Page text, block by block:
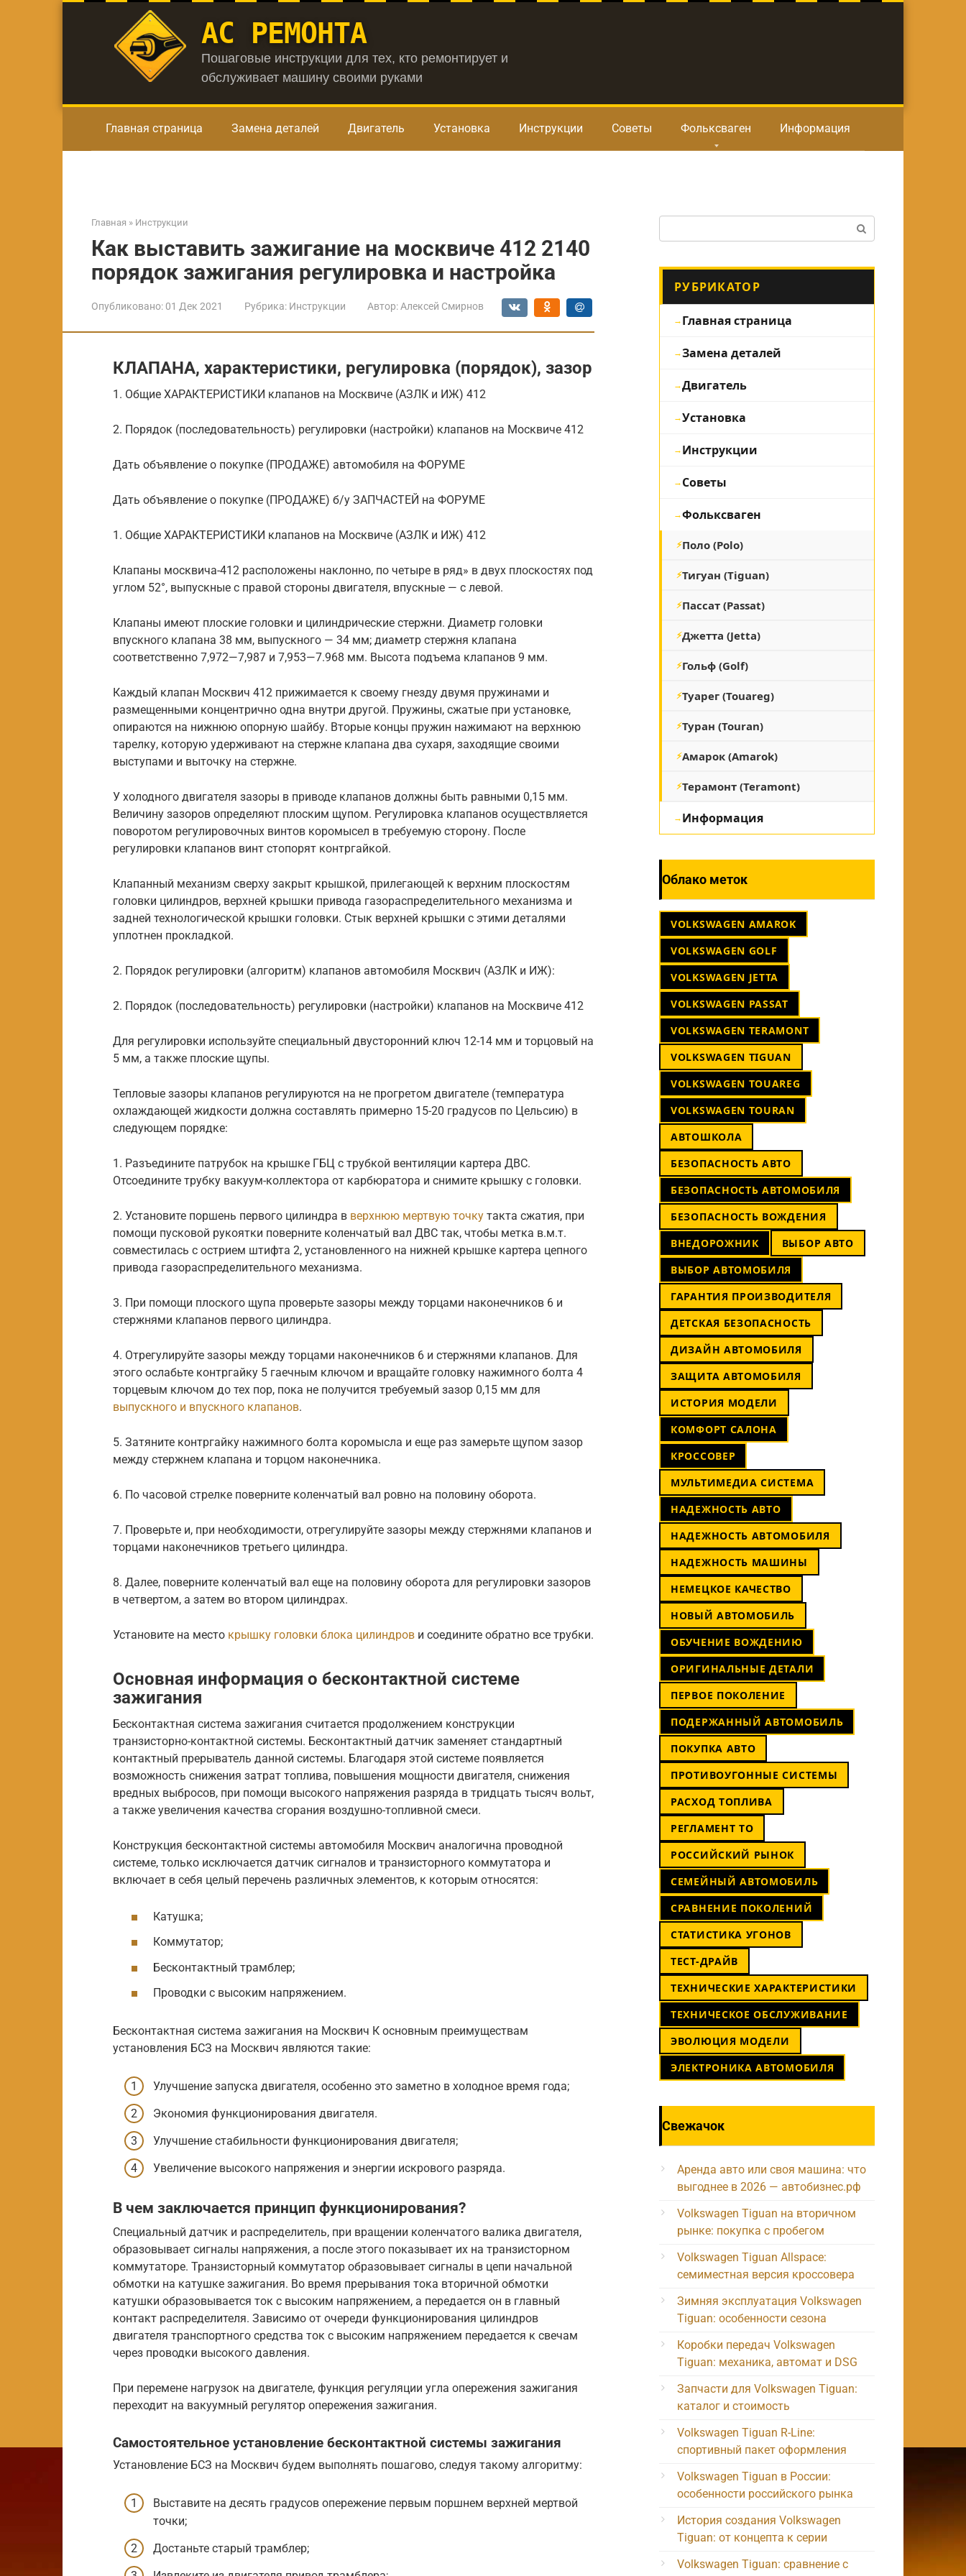
АС РЕМОНТА
Пошаговые инструкции для тех, кто ремонтирует и
обслуживает машину своими руками
Главная страница Замена деталей Двигатель Установка Инструкции Советы Фольксваген Информация
Главная » Инструкции
Как выставить зажигание на москвиче 412 2140
порядок зажигания регулировка и настройка
Опубликовано: 01 Дек 2021 Рубрика: Инструкции Автор: Алексей Смирнов
КЛАПАНА, характеристики, регулировка (порядок), зазор
1. Общие ХАРАКТЕРИСТИКИ клапанов на Москвиче (АЗЛК и ИЖ) 412
2. Порядок (последовательность) регулировки (настройки) клапанов на Москвиче 412
Дать объявление о покупке (ПРОДАЖЕ) автомобиля на ФОРУМЕ
Дать объявление о покупке (ПРОДАЖЕ) б/у ЗАПЧАСТЕЙ на ФОРУМЕ
1. Общие ХАРАКТЕРИСТИКИ клапанов на Москвиче (АЗЛК и ИЖ) 412
Клапаны москвича-412 расположены наклонно, по четыре в ряд» в двух плоскостях под
углом 52°, выпускные с правой стороны двигателя, впускные — с левой.
Клапаны имеют плоские головки и цилиндрические стержни. Диаметр головки
впускного клапана 38 мм, выпускного — 34 мм; диаметр стержня клапана
соответственно 7,972—7,987 и 7,953—7.968 мм. Высота подъема клапанов 9 мм.
Каждый клапан Москвич 412 прижимается к своему гнезду двумя пружинами и
размещенными концентрично одна внутри другой. Пружины, сжатые при установке,
опираются на нижнюю опорную шайбу. Вторые концы пружин нажимают на верхнюю
тарелку, которую удерживают на стержне клапана два сухаря, заходящие своими
выступами и выточку на стержне.
У холодного двигателя зазоры в приводе клапанов должны быть равными 0,15 мм.
Величину зазоров определяют плоским щупом. Регулировка клапанов осуществляется
поворотом регулировочных винтов коромысел в требуемую сторону. После
регулировки клапанов винт стопорят контргайкой.
Клапанный механизм сверху закрыт крышкой, прилегающей к верхним плоскостям
головки цилиндров, верхней крышки привода газораспределительного механизма и
задней технологической крышки головки. Стык верхней крышки с этими деталями
уплотнен прокладкой.
2. Порядок регулировки (алгоритм) клапанов автомобиля Москвич (АЗЛК и ИЖ):
2. Порядок (последовательность) регулировки (настройки) клапанов на Москвиче 412
Для регулировки используйте специальный двусторонний ключ 12-14 мм и торцовый на
5 мм, а также плоские щупы.
Тепловые зазоры клапанов регулируются на не прогретом двигателе (температура
охлаждающей жидкости должна составлять примерно 15-20 градусов по Цельсию) в
следующем порядке:
1. Разъедините патрубок на крышке ГБЦ с трубкой вентиляции картера ДВС.
Отсоедините трубку вакуум-коллектора от карбюратора и снимите крышку с головки.
2. Установите поршень первого цилиндра в верхнюю мертвую точку такта сжатия, при
помощи пусковой рукоятки поверните коленчатый вал ДВС так, чтобы метка в.м.т.
совместилась с острием штифта 2, установленного на нижней крышке картера цепного
привода газораспределительного механизма.
3. При помощи плоского щупа проверьте зазоры между торцами наконечников 6 и
стержнями клапанов первого цилиндра.
4. Отрегулируйте зазоры между торцами наконечников 6 и стержнями клапанов. Для
этого ослабьте контргайку 5 гаечным ключом и вращайте головку нажимного болта 4
торцевым ключом до тех пор, пока не получится требуемый зазор 0,15 мм для
выпускного и впускного клапанов.
5. Затяните контргайку нажимного болта коромысла и еще раз замерьте щупом зазор
между стержнем клапана и торцом наконечника.
6. По часовой стрелке поверните коленчатый вал ровно на половину оборота.
7. Проверьте и, при необходимости, отрегулируйте зазоры между стержнями клапанов и
торцами наконечников третьего цилиндра.
8. Далее, поверните коленчатый вал еще на половину оборота для регулировки зазоров
в четвертом, а затем во втором цилиндрах.
Установите на место крышку головки блока цилиндров и соедините обратно все трубки.
Основная информация о бесконтактной системе
зажигания
Бесконтактная система зажигания считается продолжением конструкции
транзисторно-контактной системы. Бесконтактный датчик заменяет стандартный
контактный прерыватель данной системы. Благодаря этой системе появляется
возможность снижения затрат топлива, повышения мощности двигателя, снижения
вредных выбросов, при помощи высокого напряжения разряда в тридцать тысяч вольт,
а также увеличения качества сгорания воздушно-топливной смеси.
Конструкция бесконтактной системы автомобиля Москвич аналогична проводной
системе, только исключается датчик сигналов и транзисторного коммутатора и
включает в себя целый перечень различных элементов, к которым относятся:
Катушка;
Коммутатор;
Бесконтактный трамблер;
Проводки с высоким напряжением.
Бесконтактная система зажигания на Москвич К основным преимуществам
установления БСЗ на Москвич являются такие:
Улучшение запуска двигателя, особенно это заметно в холодное время года;
Экономия функционирования двигателя.
Улучшение стабильности функционирования двигателя;
Увеличение высокого напряжения и энергии искрового разряда.
В чем заключается принцип функционирования?
Специальный датчик и распределитель, при вращении коленчатого валика двигателя,
образовывает сигналы напряжения, а после этого показывает их на транзисторном
коммутаторе. Транзисторный коммутатор образовывает сигналы в цепи начальной
обмотки на катушке зажигания. Во время прерывания тока вторичной обмотки
катушки образовывается ток с высоким напряжением, а передается он в главный
контакт распределителя. Зависимо от очереди функционирования цилиндров
двигателя транспортного средства ток с высоким напряжением передается к свечам
через проводки высокого давления.
При перемене нагрузок на двигателе, функция регуляции угла опережения зажигания
переходит на вакуумный регулятор опережения зажигания.
Самостоятельное установление бесконтактной системы зажигания
Установление БСЗ на Москвич будем выполнять пошагово, следуя такому алгоритму:
Выставите на десять градусов опережение первым поршнем верхней мертвой
точки;
Достаньте старый трамблер;
РУБРИКАТОР
Главная страница
Замена деталей
Двигатель
Установка
Инструкции
Советы
Фольксваген
Поло (Polo)
Тигуан (Tiguan)
Пассат (Passat)
Джетта (Jetta)
Гольф (Golf)
Туарег (Touareg)
Туран (Touran)
Амарок (Amarok)
Терамонт (Teramont)
Информация
Облако меток
VOLKSWAGEN AMAROK
VOLKSWAGEN GOLF
VOLKSWAGEN JETTA
VOLKSWAGEN PASSAT
VOLKSWAGEN TERAMONT
VOLKSWAGEN TIGUAN
VOLKSWAGEN TOUAREG
VOLKSWAGEN TOURAN
АВТОШКОЛА
БЕЗОПАСНОСТЬ АВТО
БЕЗОПАСНОСТЬ АВТОМОБИЛЯ
БЕЗОПАСНОСТЬ ВОЖДЕНИЯ
ВНЕДОРОЖНИК
ВЫБОР АВТО
ВЫБОР АВТОМОБИЛЯ
ГАРАНТИЯ ПРОИЗВОДИТЕЛЯ
ДЕТСКАЯ БЕЗОПАСНОСТЬ
ДИЗАЙН АВТОМОБИЛЯ
ЗАЩИТА АВТОМОБИЛЯ
ИСТОРИЯ МОДЕЛИ
КОМФОРТ САЛОНА
КРОССОВЕР
МУЛЬТИМЕДИА СИСТЕМА
НАДЕЖНОСТЬ АВТО
НАДЕЖНОСТЬ АВТОМОБИЛЯ
НАДЕЖНОСТЬ МАШИНЫ
НЕМЕЦКОЕ КАЧЕСТВО
НОВЫЙ АВТОМОБИЛЬ
ОБУЧЕНИЕ ВОЖДЕНИЮ
ОРИГИНАЛЬНЫЕ ДЕТАЛИ
ПЕРВОЕ ПОКОЛЕНИЕ
ПОДЕРЖАННЫЙ АВТОМОБИЛЬ
ПОКУПКА АВТО
ПРОТИВОУГОННЫЕ СИСТЕМЫ
РАСХОД ТОПЛИВА
РЕГЛАМЕНТ ТО
РОССИЙСКИЙ РЫНОК
СЕМЕЙНЫЙ АВТОМОБИЛЬ
СРАВНЕНИЕ ПОКОЛЕНИЙ
СТАТИСТИКА УГОНОВ
ТЕСТ-ДРАЙВ
ТЕХНИЧЕСКИЕ ХАРАКТЕРИСТИКИ
ТЕХНИЧЕСКОЕ ОБСЛУЖИВАНИЕ
ЭВОЛЮЦИЯ МОДЕЛИ
ЭЛЕКТРОНИКА АВТОМОБИЛЯ
Свежачок
Аренда авто или своя машина: что
выгоднее в 2026 — автобизнес.рф
Volkswagen Tiguan на вторичном
рынке: покупка с пробегом
Volkswagen Tiguan Allspace:
семиместная версия кроссовера
Зимняя эксплуатация Volkswagen
Tiguan: особенности сезона
Коробки передач Volkswagen
Tiguan: механика, автомат и DSG
Запчасти для Volkswagen Tiguan:
каталог и стоимость
Volkswagen Tiguan R-Line:
спортивный пакет оформления
Volkswagen Tiguan в России:
особенности российского рынка
История создания Volkswagen
Tiguan: от концепта к серии
Volkswagen Tiguan: сравнение с